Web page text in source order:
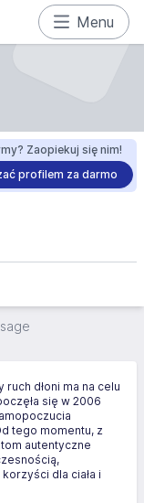
Menu
Zaopiekuj się nim!
profilem za darmo
dłoni ma na celu
się w 2006
tego momentu, z
autentyczne
dla ciała i